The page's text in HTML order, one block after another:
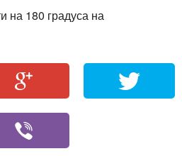
на 180 градуса на